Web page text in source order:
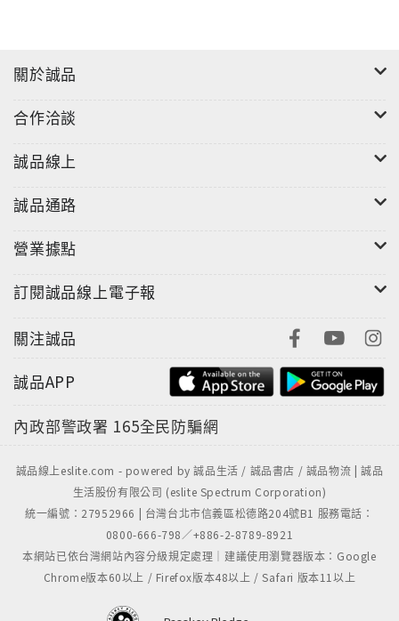
團隊成員從覺得「需要改變」進化至「想要改變」？
關於誠品
合作洽談
誠品線上
誠品通路
營業據點
訂閱誠品線上電子報
關注誠品
誠品APP
內政部警政署 165全民防騙網
誠品線上eslite.com - powered by 誠品生活 / 誠品書店 / 誠品物流 | 誠品
生活股份有限公司 (eslite Spectrum Corporation)
統一編號：27952966 | 台灣台北市信義區松德路204號B1 服務電話：
0800-666-798／+886-2-8789-8921
本網站已依台灣網站內容分級規定處理｜建議使用瀏覽器版本：Google
Chrome版本60以上 / Firefox版本48以上 / Safari 版本11以上